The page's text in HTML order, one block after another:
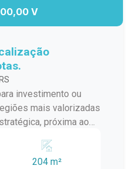
V
investimento ou
mais valorizadas
comerciais e de fácil
204 m²